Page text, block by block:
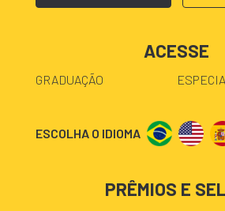
ACESSE
GRADUAÇÃO
ESCOLHA O IDIOMA
PRÊMIOS E